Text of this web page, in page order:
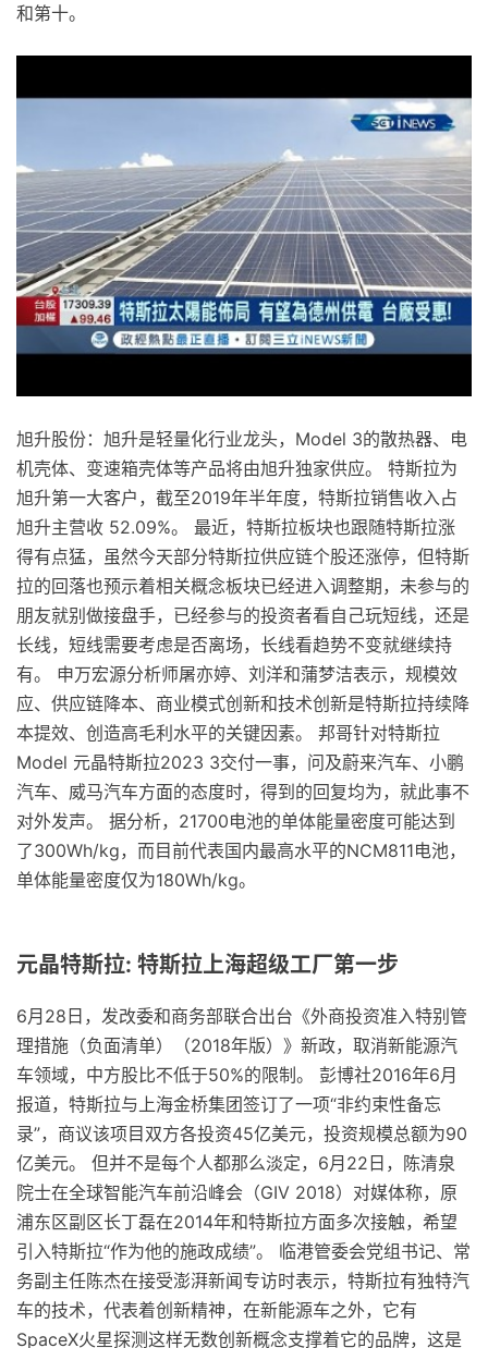
和第十。
旭升股份：旭升是轻量化行业龙头，Model 3的散热器、电
机壳体、变速箱壳体等产品将由旭升独家供应。 特斯拉为
旭升第一大客户，截至2019年半年度，特斯拉销售收入占
旭升主营收 52.09%。 最近，特斯拉板块也跟随特斯拉涨
得有点猛，虽然今天部分特斯拉供应链个股还涨停，但特斯
拉的回落也预示着相关概念板块已经进入调整期，未参与的
朋友就别做接盘手，已经参与的投资者看自己玩短线，还是
长线，短线需要考虑是否离场，长线看趋势不变就继续持
有。 申万宏源分析师屠亦婷、刘洋和蒲梦洁表示，规模效
应、供应链降本、商业模式创新和技术创新是特斯拉持续降
本提效、创造高毛利水平的关键因素。 邦哥针对特斯拉
Model 元晶特斯拉2023 3交付一事，问及蔚来汽车、小鹏
汽车、威马汽车方面的态度时，得到的回复均为，就此事不
对外发声。 据分析，21700电池的单体能量密度可能达到
了300Wh/kg，而目前代表国内最高水平的NCM811电池，
单体能量密度仅为180Wh/kg。
元晶特斯拉: 特斯拉上海超级工厂第一步
6月28日，发改委和商务部联合出台《外商投资准入特别管
理措施（负面清单）（2018年版）》新政，取消新能源汽
车领域，中方股比不低于50%的限制。 彭博社2016年6月
报道，特斯拉与上海金桥集团签订了一项“非约束性备忘
录”，商议该项目双方各投资45亿美元，投资规模总额为90
亿美元。 但并不是每个人都那么淡定，6月22日，陈清泉
院士在全球智能汽车前沿峰会（GIV 2018）对媒体称，原
浦东区副区长丁磊在2014年和特斯拉方面多次接触，希望
引入特斯拉“作为他的施政成绩”。 临港管委会党组书记、常
务副主任陈杰在接受澎湃新闻专访时表示，特斯拉有独特汽
车的技术，代表着创新精神，在新能源车之外，它有
SpaceX火星探测这样无数创新概念支撑着它的品牌，这是